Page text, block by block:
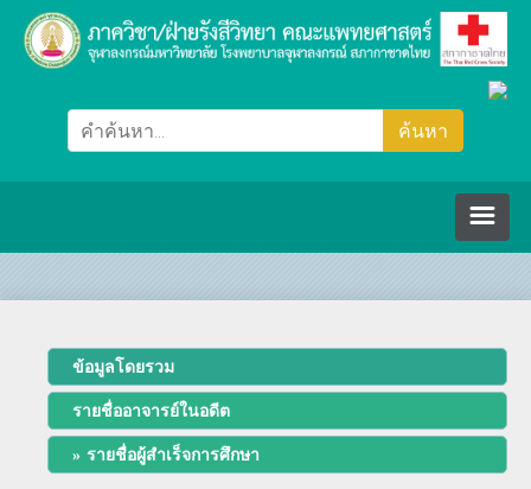
ภาควิชา/ฝ่ายรังสีวิทยา
คณะกรรมการ
ข้อมูลโดยรวม
รายชื่ออาจารย์ในอดีต
รายชื่อผู้สำเร็จการศึกษา